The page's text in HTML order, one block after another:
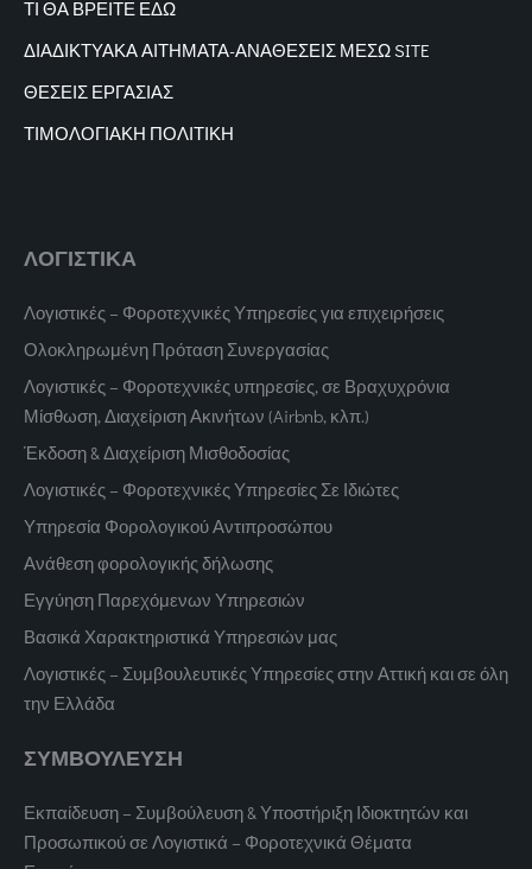
ΤΙ ΘΑ ΒΡΕΙΤΕ ΕΔΩ
ΔΙΑΔΙΚΤΥΑΚΑΑΙΤΗΜΑΤΑ-ΑΝΑΘΕΣΕΙΣ ΜΕΣΩ SITE
ΘΕΣΕΙΣ ΕΡΓΑΣΙΑΣ
ΤΙΜΟΛΟΓΙΑΚΗ ΠΟΛΙΤΙΚΗ
ΛΟΓΙΣΤΙΚΑ
Λογιστικές – Φοροτεχνικές Υπηρεσίες για επιχειρήσεις
Ολοκληρωμένη Πρόταση Συνεργασίας
Λογιστικές – Φοροτεχνικές υπηρεσίες, σε Βραχυχρόνια
Μίσθωση, Διαχείριση Ακινήτων (Airbnb, κλπ.)
Έκδοση & Διαχείριση Μισθοδοσίας
Λογιστικές – Φοροτεχνικές Υπηρεσίες Σε Ιδιώτες
Υπηρεσία Φορολογικού Αντιπροσώπου
Ανάθεση φορολογικής δήλωσης
Εγγύηση Παρεχόμενων Υπηρεσιών
Βασικά Χαρακτηριστικά Υπηρεσιών μας
Λογιστικές – Συμβουλευτικές Υπηρεσίες στην Αττική και σε όλη
την Ελλάδα
ΣΥΜΒΟΥΛΕΥΣΗ
Εκπαίδευση – Συμβούλευση & Υποστήριξη Ιδιοκτητών και
Προσωπικού σε Λογιστικά – Φοροτεχνικά Θέματα